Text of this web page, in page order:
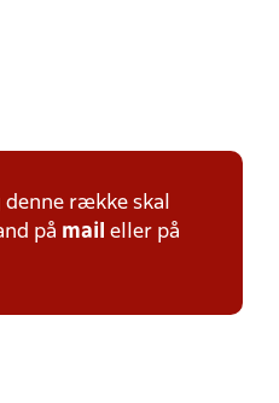
række skal
på mail eller på